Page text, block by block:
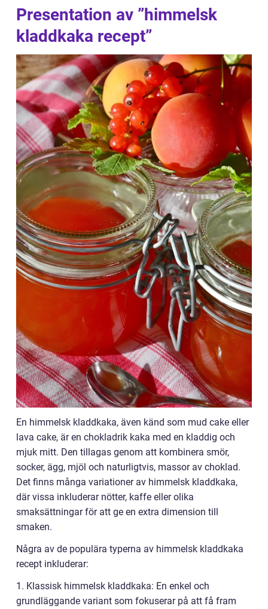
Presentation av ”himmelsk
kladdkaka recept”
En himmelsk kladdkaka, även känd som mud cake eller
lava cake, är en chokladrik kaka med en kladdig och
mjuk mitt. Den tillagas genom att kombinera smör,
socker, ägg, mjöl och naturligtvis, massor av choklad.
Det finns många variationer av himmelsk kladdkaka,
där vissa inkluderar nötter, kaffe eller olika
smaksättningar för att ge en extra dimension till
smaken.
Några av de populära typerna av himmelsk kladdkaka
recept inkluderar:
1. Klassisk himmelsk kladdkaka: En enkel och
grundläggande variant som fokuserar på att få fram